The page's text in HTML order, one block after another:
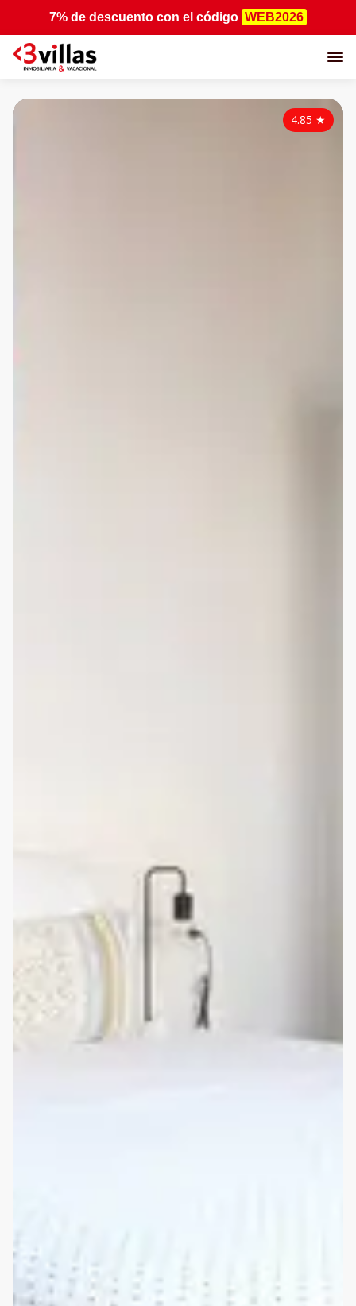
7% de descuento con el código WEB2026
4.85 ★